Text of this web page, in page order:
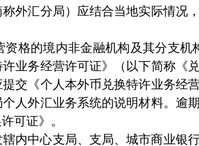
外汇分局）应结合当地实际情况
格的境内非金融机构及其分支机
业务经营许可证》（以下简称《
交《个人本外币兑换特许业务经
人外汇业务系统的说明材料。逾
可证》。
内中心支局、支局、城市商业银